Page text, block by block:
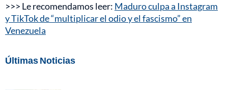
>>> Le recomendamos leer: Maduro culpa a Instagram
y TikTok de “multiplicar el odio y el fascismo” en
Venezuela
Últimas Noticias